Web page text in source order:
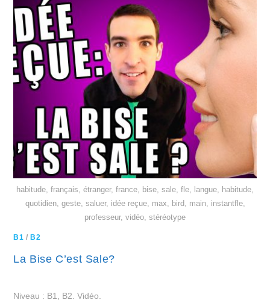
habitude, français, étranger, france, bise, sale, fle, langue, habitude,
quotidien, geste, saluer, idée reçue, max, bird, main, instantfle,
professeur, vidéo, stéréotype
B1 /B2
La Bise C’est Sale?
Niveau : B1, B2. Vidéo.